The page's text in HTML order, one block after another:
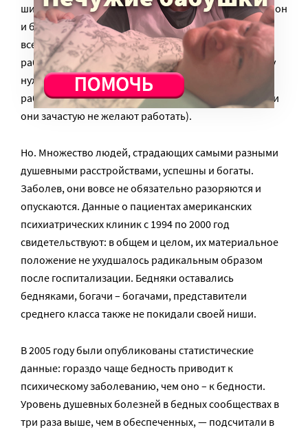
шизофрений способен на безумные поступки (на то он
и больной). Он может поджечь дом, отправиться на
все деньги в кругосветное путешествие, бросить
работу – да все, что угодно. Поскольку он болен, ему
нужно тратить деньги на дорогие лекарства, а на
работу таких людей берут не очень охотно (да и сами
они зачастую не желают работать).
Но. Множество людей, страдающих самыми разными
душевными расстройствами, успешны и богаты.
Заболев, они вовсе не обязательно разоряются и
опускаются. Данные о пациентах американских
психиатрических клиник с 1994 по 2000 год
свидетельствуют: в общем и целом, их материальное
положение не ухудшалось радикальным образом
после госпитализации. Бедняки оставались
бедняками, богачи – богачами, представители
среднего класса также не покидали своей ниши.
В 2005 году были опубликованы статистические
данные: гораздо чаще бедность приводит к
психическому заболеванию, чем оно – к бедности.
Уровень душевных болезней в бедных сообществах в
три раза выше, чем в обеспеченных, — подсчитали в